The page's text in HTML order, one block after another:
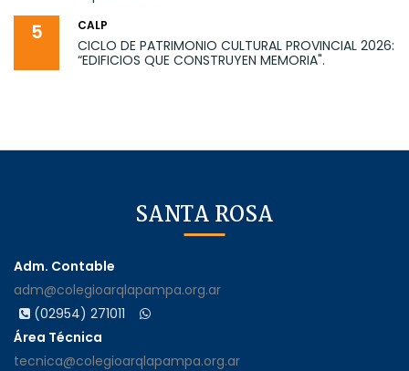
5 CALP
CICLO DE PATRIMONIO CULTURAL PROVINCIAL 2026:
“EDIFICIOS QUE CONSTRUYEN MEMORIA".
SANTA ROSA
Adm. Contable
adm@colegioarqlapampa.org.ar
(02954) 271011
Área Técnica
tecnica@colegioarqlapampa.org.ar